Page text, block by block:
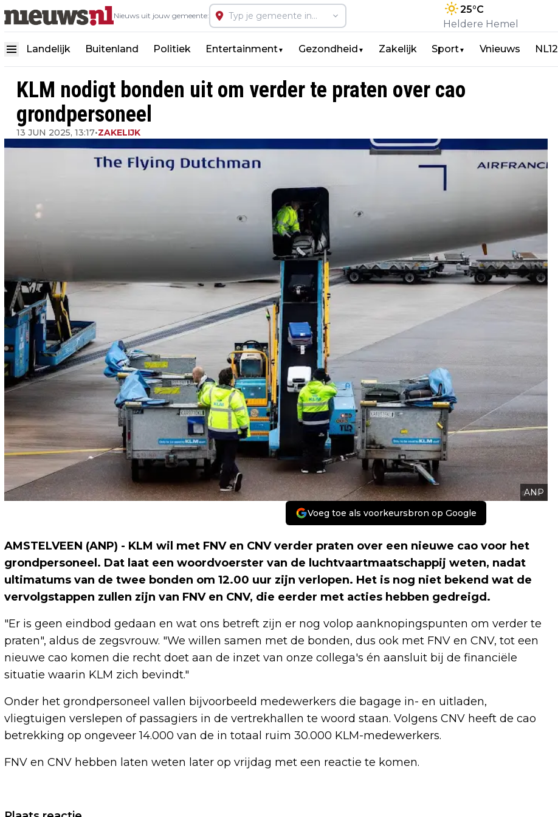
Nieuws uit jouw gemeente:
25°C
Heldere Hemel
Landelijk Buitenland Politiek Entertainment▼ Gezondheid ▼ Zakelijk Sport▼ Vnieuws NL12
KLM nodigt bonden uit om verder te praten over cao
grondpersoneel
13 JUN 2025, 13:17•ZAKELIJK
ANP
Voeg toe als voorkeursbron op Google
AMSTELVEEN (ANP) - KLM wil met FNV en CNV verder praten over een nieuwe cao voor het
grondpersoneel. Dat laat een woordvoerster van de luchtvaartmaatschappij weten, nadat
ultimatums van de twee bonden om 12.00 uur zijn verlopen. Het is nog niet bekend wat de
vervolgstappen zullen zijn van FNV en CNV, die eerder met acties hebben gedreigd.
"Er is geen eindbod gedaan en wat ons betreft zijn er nog volop aanknopingspunten om verder te
praten", aldus de zegsvrouw. "We willen samen met de bonden, dus ook met FNV en CNV, tot een
nieuwe cao komen die recht doet aan de inzet van onze collega's én aansluit bij de financiële
situatie waarin KLM zich bevindt."
Onder het grondpersoneel vallen bijvoorbeeld medewerkers die bagage in- en uitladen,
vliegtuigen verslepen of passagiers in de vertrekhallen te woord staan. Volgens CNV heeft de cao
betrekking op ongeveer 14.000 van de in totaal ruim 30.000 KLM-medewerkers.
FNV en CNV hebben laten weten later op vrijdag met een reactie te komen.
Vorig artikel